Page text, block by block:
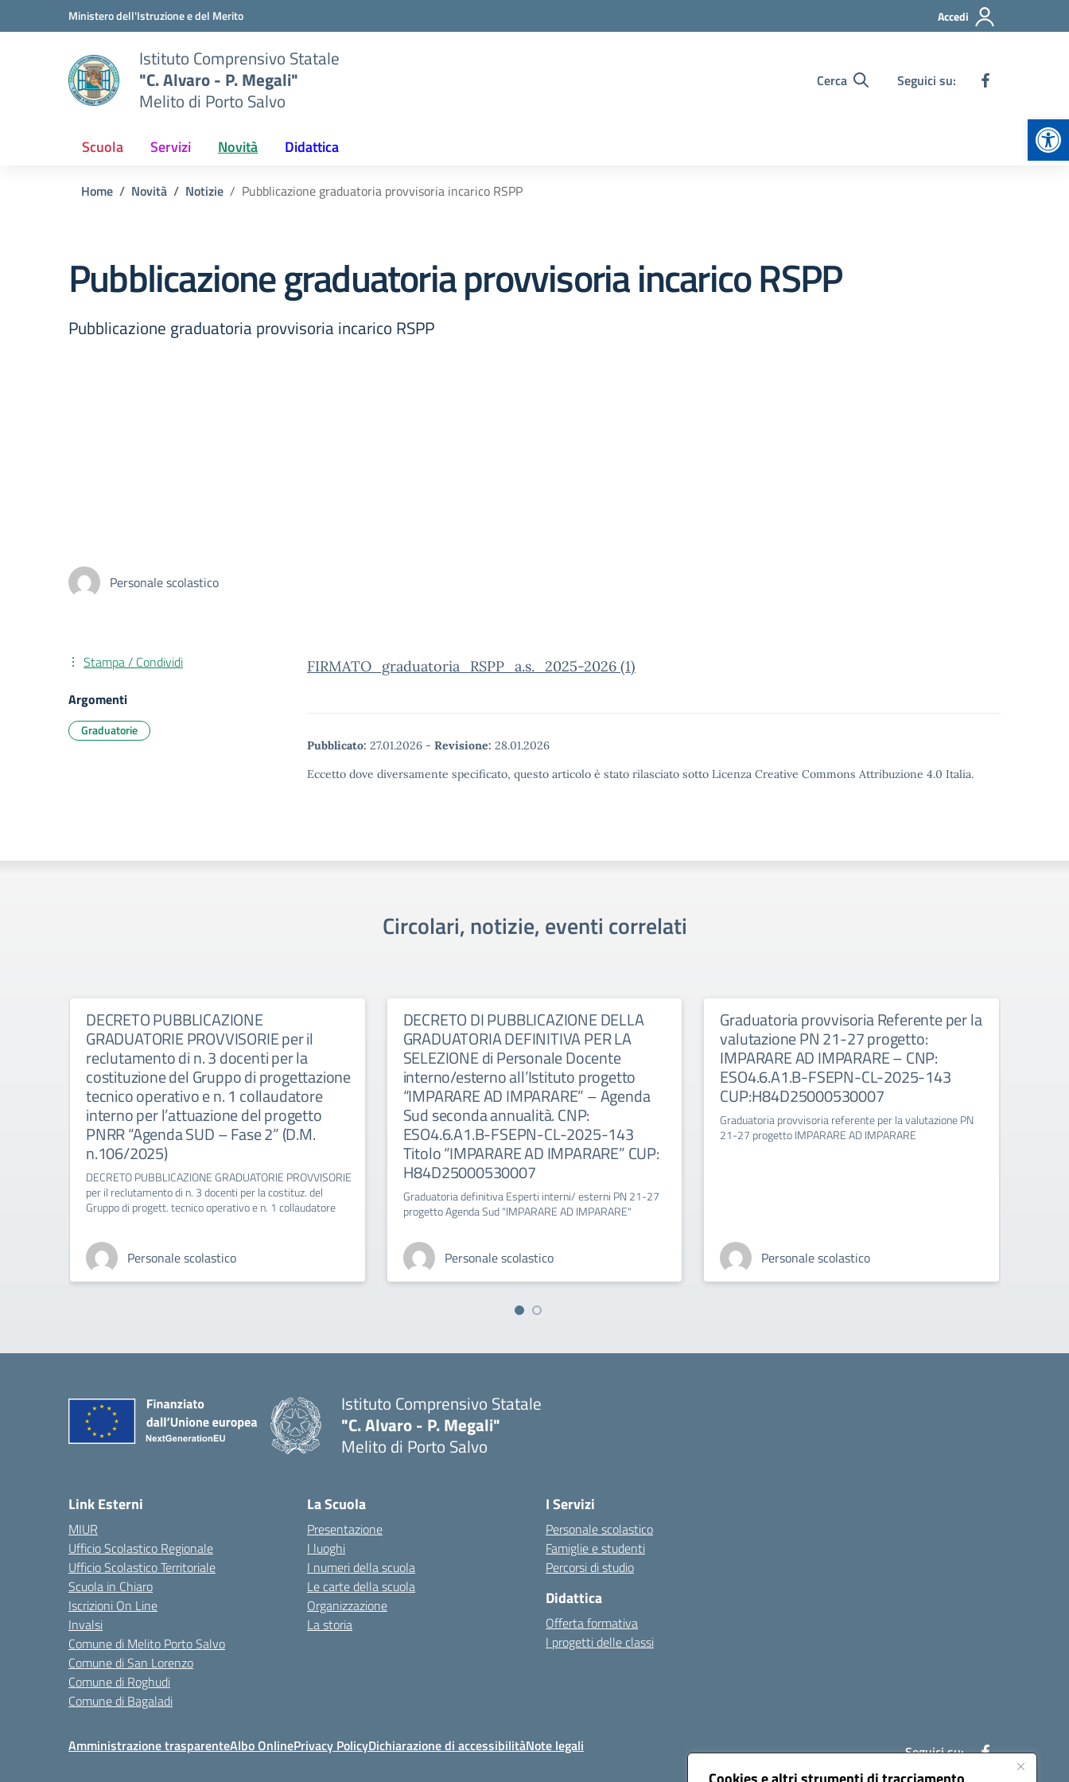
Vai ai contenuti
Vai al menu di navigazioneMinistero dell'Istruzione e del Merito Accedi
Istituto Comprensivo Statale
"C. Alvaro - P. Megali"
Melito di Porto Salvo
Cerca Seguici su:
Scuola Servizi Novità Didattica
Home Novità Notizie Pubblicazione graduatoria provvisoria incarico RSPP
Pubblicazione graduatoria provvisoria incarico RSPP
Pubblicazione graduatoria provvisoria incarico RSPP
Personale scolastico
FIRMATO_graduatoria_RSPP_a.s._2025-2026 (1)
Pubblicato: 27.01.2026 - Revisione: 28.01.2026
Eccetto dove diversamente specificato, questo articolo è stato rilasciato sotto Licenza Creative Commons Attribuzione 4.0 Italia.
Stampa / Condividi
Argomenti
Graduatorie
Circolari, notizie, eventi correlati
DECRETO PUBBLICAZIONE
GRADUATORIE PROVVISORIE per il
reclutamento di n. 3 docenti per la
costituzione del Gruppo di progettazione
tecnico operativo e n. 1 collaudatore
interno per l’attuazione del progetto
PNRR “Agenda SUD – Fase 2” (D.M.
n.106/2025)
DECRETO PUBBLICAZIONE GRADUATORIE PROVVISORIE
per il reclutamento di n. 3 docenti per la costituz. del
Gruppo di progett. tecnico operativo e n. 1 collaudatore
Personale scolastico
DECRETO DI PUBBLICAZIONE DELLA
GRADUATORIA DEFINITIVA PER LA
SELEZIONE di Personale Docente
interno/esterno all’Istituto progetto
“IMPARARE AD IMPARARE” – Agenda
Sud seconda annualità. CNP:
ESO4.6.A1.B-FSEPN-CL-2025-143
Titolo “IMPARARE AD IMPARARE” CUP:
H84D25000530007
Graduatoria definitiva Esperti interni/ esterni PN 21-27
progetto Agenda Sud "IMPARARE AD IMPARARE"
Personale scolastico
Graduatoria provvisoria Referente per la
valutazione PN 21-27 progetto:
IMPARARE AD IMPARARE – CNP:
ESO4.6.A1.B-FSEPN-CL-2025-143
CUP:H84D25000530007
Graduatoria provvisoria referente per la valutazione PN
21-27 progetto IMPARARE AD IMPARARE
Personale scolastico
Istituto Comprensivo Statale
"C. Alvaro - P. Megali"
Melito di Porto Salvo
Link Esterni
MIUR
Ufficio Scolastico Regionale
Ufficio Scolastico Territoriale
Scuola in Chiaro
Iscrizioni On Line
Invalsi
Comune di Melito Porto Salvo
Comune di San Lorenzo
Comune di Roghudi
Comune di Bagaladi
La Scuola
Presentazione
I luoghi
I numeri della scuola
Le carte della scuola
Organizzazione
La storia
I Servizi
Personale scolastico
Famiglie e studenti
Percorsi di studio
Didattica
Offerta formativa
I progetti delle classi
Amministrazione trasparenteAlbo OnlinePrivacy PolicyDichiarazione di accessibilitàNote legali Seguici su: